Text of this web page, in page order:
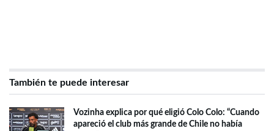
También te puede interesar
Vozinha explica por qué eligió Colo Colo: “Cuando
apareció el club más grande de Chile no había